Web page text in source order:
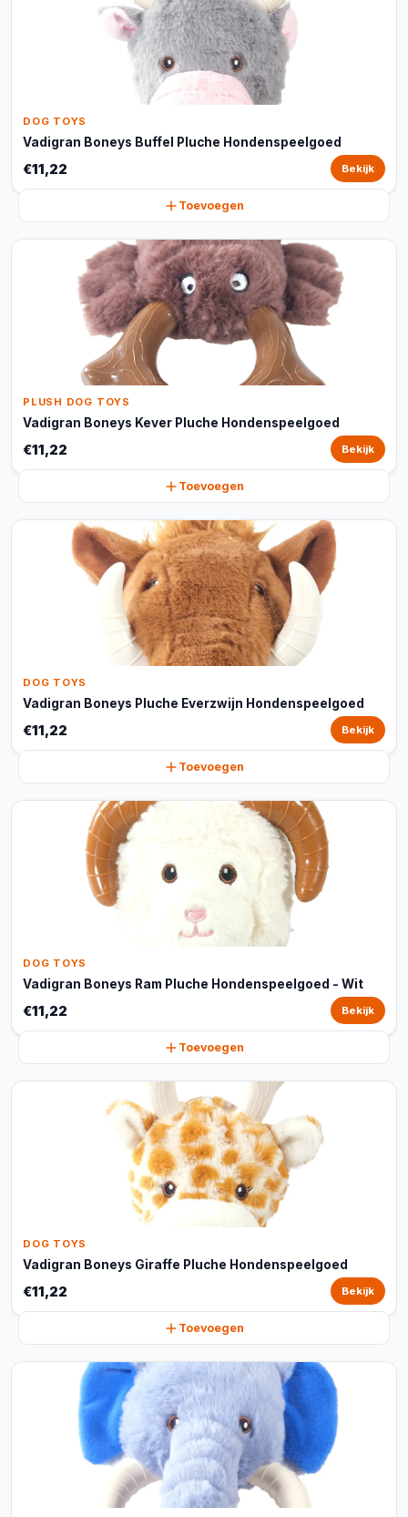
DOG TOYS
Vadigran Boneys Buffel Pluche Hondenspeelgoed
€11,22 Bekijk
Toevoegen
PLUSH DOG TOYS
Vadigran Boneys Kever Pluche Hondenspeelgoed
€11,22 Bekijk
Toevoegen
DOG TOYS
Vadigran Boneys Pluche Everzwijn Hondenspeelgoed
€11,22 Bekijk
Toevoegen
DOG TOYS
Vadigran Boneys Ram Pluche Hondenspeelgoed - Wit
€11,22 Bekijk
Toevoegen
DOG TOYS
Vadigran Boneys Giraffe Pluche Hondenspeelgoed
€11,22 Bekijk
Toevoegen